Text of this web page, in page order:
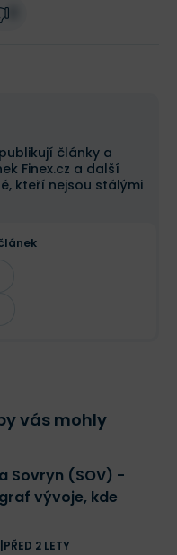
články a
Finex.cz a další
kteří nejsou stálými
vás mohly
(SOV) -
vývoje, kde
PŘED 2 LETY